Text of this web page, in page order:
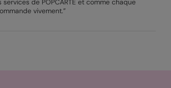
de POPCARTE et comme chaque
vivement.”